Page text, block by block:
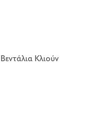
Βεντάλια Κλιούν